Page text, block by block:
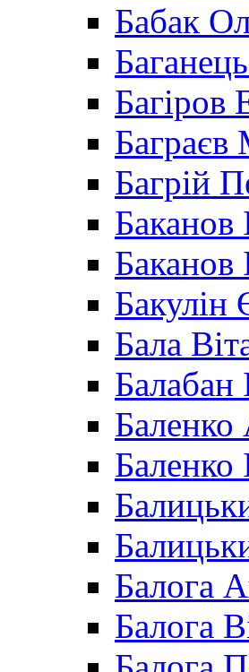
Бабак
Багіров
Баграєв
Багрій
Баканов
Баканов
Бакулін
Бала
Балабан
Баленко
Баленко
Балога
Балога